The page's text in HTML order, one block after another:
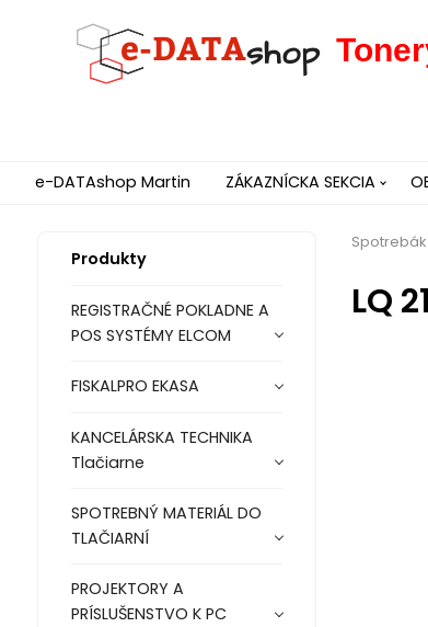
e-DATAshop Martin ZÁKAZNÍCKA SEKCIA
Produkty
REGISTRAČNÉ POKLADNE A
POS SYSTÉMY ELCOM
FISKALPRO EKASA
KANCELÁRSKA TECHNIKA
Tlačiarne
SPOTREBNÝ MATERIÁL DO
TLAČIARNÍ
PROJEKTORY A
PRÍSLUŠENSTVO K PC
Spotrebák
LQ